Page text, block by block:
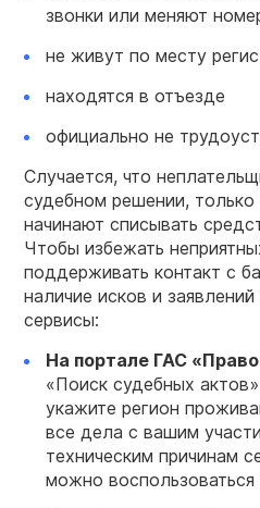
звонки или меняют
не живут по месту
находятся в отъезде
официально не
Случается, что
судебном решении, только
начинают списывать
Чтобы избежать
поддерживать контакт с
наличие исков и
сервисы:
На портале ГАС
«Поиск судебных
укажите регион
все дела с вашим
техническим причинам
можно